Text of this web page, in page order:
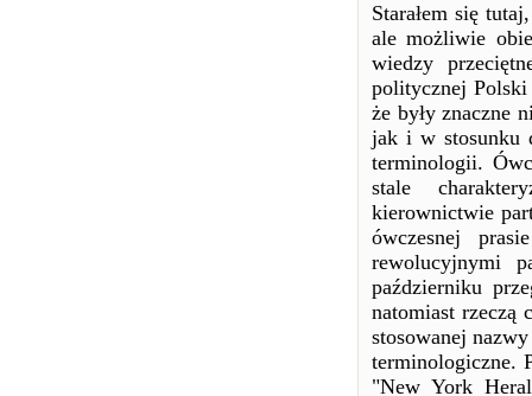
Starałem się
ale możliwie
wiedzy
politycznej Polski
że były znaczne
jak i w stosunku
terminologii.
stale
kierownictwie
ówczesnej
rewolucyjnymi
październiku
natomiast rzeczą
stosowanej
terminologiczne.
"New York